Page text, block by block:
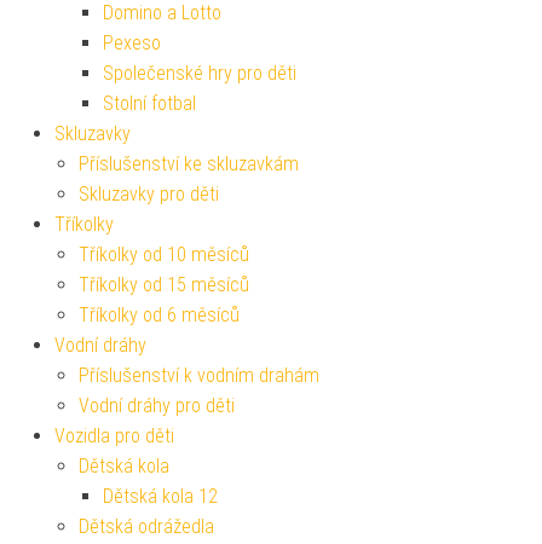
Domino a Lotto
Pexeso
Společenské hry pro děti
Stolní fotbal
Skluzavky
Příslušenství ke skluzavkám
Skluzavky pro děti
Tříkolky
Tříkolky od 10 měsíců
Tříkolky od 15 měsíců
Tříkolky od 6 měsíců
Vodní dráhy
Příslušenství k vodním drahám
Vodní dráhy pro děti
Vozidla pro děti
Dětská kola
Dětská kola 12
Dětská odrážedla